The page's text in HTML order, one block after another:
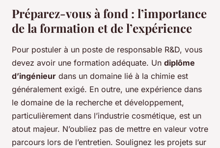
Préparez-vous à fond : l’importance
de la formation et de l’expérience
Pour postuler à un poste de responsable R&D, vous
devez avoir une formation adéquate. Un diplôme
d’ingénieur dans un domaine lié à la chimie est
généralement exigé. En outre, une expérience dans
le domaine de la recherche et développement,
particulièrement dans l’industrie cosmétique, est un
atout majeur. N’oubliez pas de mettre en valeur votre
parcours lors de l’entretien. Soulignez les projets sur